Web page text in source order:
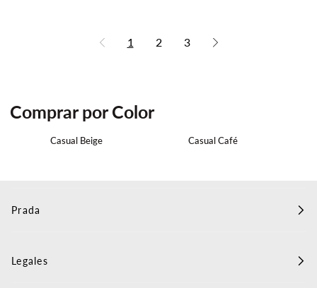
1 2 3
Comprar por Color
Casual Beige Casual Café
Prada
Legales